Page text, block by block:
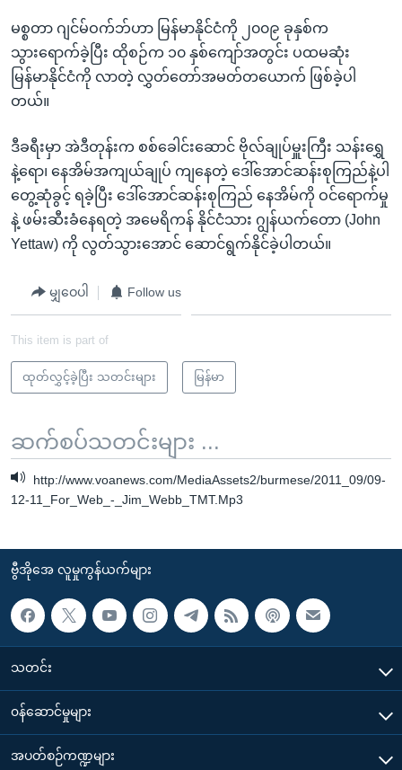
မစ္စတာ ဂျင်မ်ဝက်ဘ်ဟာ မြန်မာနိုင်ငံကို ၂၀၀၉ ခုနှစ်က
သွားရောက်ခဲ့ပြီး ထိုစဉ်က ၁၀ နှစ်ကျော်အတွင်း ပထမဆုံး
မြန်မာနိုင်ငံကို လာတဲ့ လွှတ်တော်အမတ်တယောက် ဖြစ်ခဲ့ပါ
တယ်။
ဒီခရီးမှာ အဲဒီတုန်းက စစ်ခေါင်းဆောင် ဗိုလ်ချုပ်မှူးကြီး သန်းရွှေ
နဲ့ရော၊ နေအိမ်အကျယ်ချုပ် ကျနေတဲ့ ဒေါ်အောင်ဆန်းစုကြည်နဲ့ပါ
တွေ့ဆုံခွင့် ရခဲ့ပြီး ဒေါ်အောင်ဆန်းစုကြည် နေအိမ်ကို ဝင်ရောက်မှု
နဲ့ ဖမ်းဆီးခံနေရတဲ့ အမေရိကန် နိုင်ငံသား ဂျွန်ယက်တော (John
Yettaw) ကို လွတ်သွားအောင် ဆောင်ရွက်နိုင်ခဲ့ပါတယ်။
မျှဝေပါ Follow us
This item is part of
ထုတ်လွှင့်ခဲ့ပြီး သတင်းများ မြန်မာ
ဆက်စပ်သတင်းများ ...
http://www.voanews.com/MediaAssets2/burmese/2011_09/09-
12-11_For_Web_-_Jim_Webb_TMT.Mp3
ဗွီအိုအေ လူမှုကွန်ယက်များ
သတင်း
၀န်ဆောင်မှုများ
အပတ်စဉ်ကဏ္ဍများ